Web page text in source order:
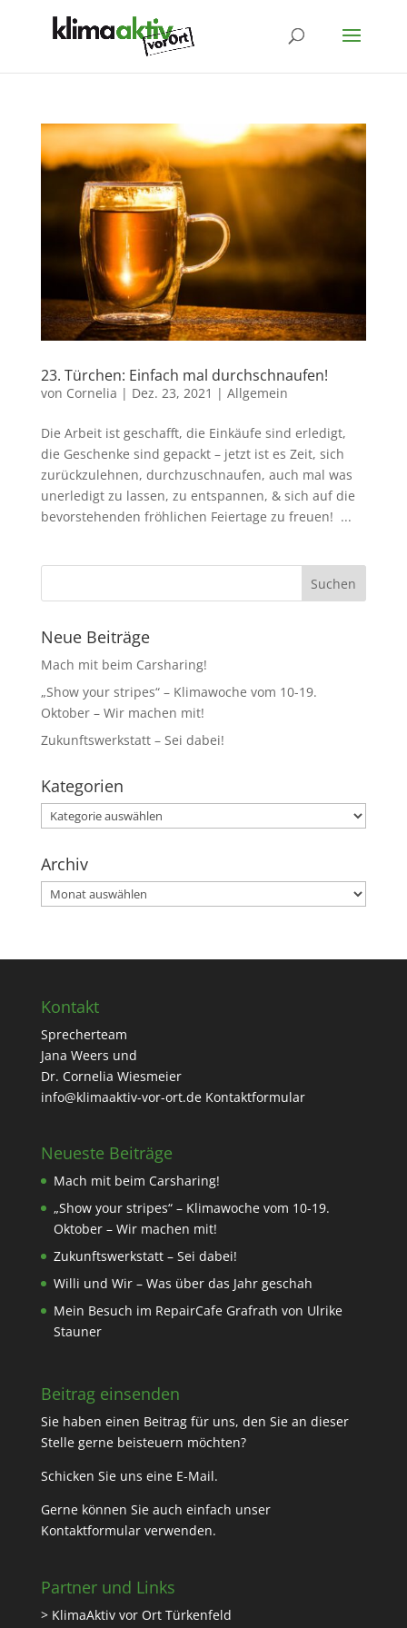
23. Türchen: Einfach mal durchschnaufen!
von Cornelia | Dez. 23, 2021 | Allgemein
Die Arbeit ist geschafft, die Einkäufe sind erledigt,
die Geschenke sind gepackt – jetzt ist es Zeit, sich
zurückzulehnen, durchzuschnaufen, auch mal was
unerledigt zu lassen, zu entspannen, & sich auf die
bevorstehenden fröhlichen Feiertage zu freuen! ...
Neue Beiträge
Mach mit beim Carsharing!
„Show your stripes“ – Klimawoche vom 10-19.
Oktober – Wir machen mit!
Zukunftswerkstatt – Sei dabei!
Kategorien
Kategorien
Archiv
Archiv
Kontakt
Sprecherteam
Jana Weers und
Dr. Cornelia Wiesmeier
info@klimaaktiv-vor-ort.de Kontaktformular
Neueste Beiträge
Mach mit beim Carsharing!
„Show your stripes“ – Klimawoche vom 10-19.
Oktober – Wir machen mit!
Zukunftswerkstatt – Sei dabei!
Willi und Wir – Was über das Jahr geschah
Mein Besuch im RepairCafe Grafrath von Ulrike
Stauner
Beitrag einsenden
Sie haben einen Beitrag für uns, den Sie an dieser
Stelle gerne beisteuern möchten?
Schicken Sie uns eine E-Mail.
Gerne können Sie auch einfach unser
Kontaktformularverwenden.
Partner und Links
> KlimaAktiv vor Ort Türkenfeld